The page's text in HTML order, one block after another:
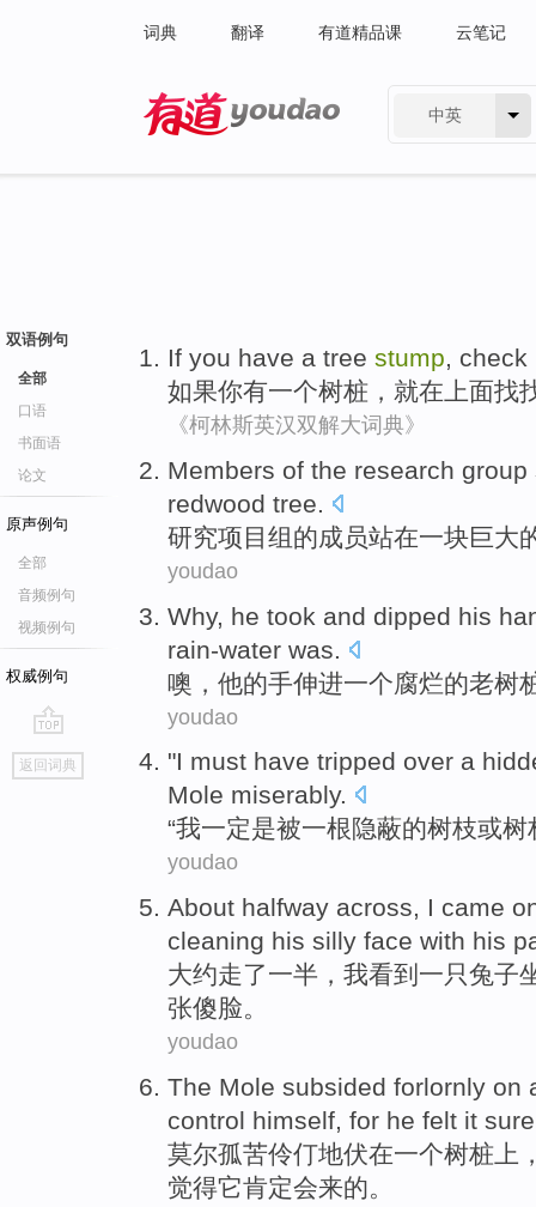
词典 翻译 有道精品课 云笔记
中英
双语例句
全部
口语
书面语
论文
原声例句
全部
音频例句
视频例句
权威例句
go
top
返回词典
If you have a tree stump, check
如果你有一个树桩 ，就在 上面找
《柯林斯英汉双解大词典》
Members of the research group
redwood tree.
研究项目组的成员站在一块巨大
youdao
Why, he took and dipped his
rain-water was
噢 ， 他的手伸进一个腐烂的老树
youdao
"I must have tripped over a
Mole miserably.
“我一定是被一根隐蔽的树枝或树
youdao
About halfway across, I came
cleaning his silly face with his
大约走了一半 ， 我看到 一只兔子
张傻脸。
youdao
The Mole subsided forlornly on
control himself, for he felt it
莫尔孤苦伶仃地伏在一个树桩 上
觉得它肯定会来的。